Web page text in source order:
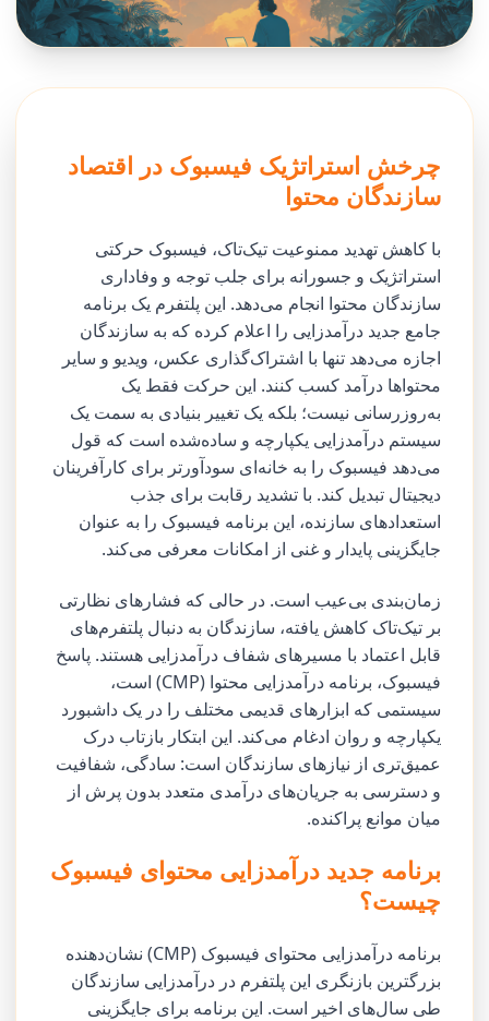
چرخش استراتژیک فیسبوک در اقتصاد
سازندگان محتوا
با کاهش تهدید ممنوعیت تیک‌تاک، فیسبوک حرکتی
استراتژیک و جسورانه برای جلب توجه و وفاداری
سازندگان محتوا انجام می‌دهد. این پلتفرم یک برنامه
جامع جدید درآمدزایی را اعلام کرده که به سازندگان
اجازه می‌دهد تنها با اشتراک‌گذاری عکس، ویدیو و سایر
محتواها درآمد کسب کنند. این حرکت فقط یک
به‌روزرسانی نیست؛ بلکه یک تغییر بنیادی به سمت یک
سیستم درآمدزایی یکپارچه و ساده‌شده است که قول
می‌دهد فیسبوک را به خانه‌ای سودآورتر برای کارآفرینان
دیجیتال تبدیل کند. با تشدید رقابت برای جذب
استعدادهای سازنده، این برنامه فیسبوک را به عنوان
جایگزینی پایدار و غنی از امکانات معرفی می‌کند.
زمان‌بندی بی‌عیب است. در حالی که فشارهای نظارتی
بر تیک‌تاک کاهش یافته، سازندگان به دنبال پلتفرم‌های
قابل اعتماد با مسیرهای شفاف درآمدزایی هستند. پاسخ
فیسبوک، برنامه درآمدزایی محتوا (CMP) است،
سیستمی که ابزارهای قدیمی مختلف را در یک داشبورد
یکپارچه و روان ادغام می‌کند. این ابتکار بازتاب درک
عمیق‌تری از نیازهای سازندگان است: سادگی، شفافیت
و دسترسی به جریان‌های درآمدی متعدد بدون پرش از
میان موانع پراکنده.
برنامه جدید درآمدزایی محتوای فیسبوک
چیست؟
برنامه درآمدزایی محتوای فیسبوک (CMP) نشان‌دهنده
بزرگترین بازنگری این پلتفرم در درآمدزایی سازندگان
طی سال‌های اخیر است. این برنامه برای جایگزینی